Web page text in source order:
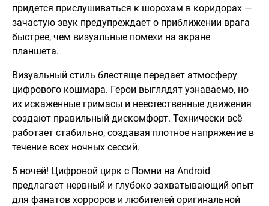
придется прислушиваться к шорохам в коридорах —
зачастую звук предупреждает о приближении врага
быстрее, чем визуальные помехи на экране
планшета.
Визуальный стиль блестяще передает атмосферу
цифрового кошмара. Герои выглядят узнаваемо, но
их искаженные гримасы и неестественные движения
создают правильный дискомфорт. Технически всё
работает стабильно, создавая плотное напряжение в
течение всех ночных сессий.
5 ночей! Цифровой цирк с Помни на Android
предлагает нервный и глубоко захватывающий опыт
для фанатов хорроров и любителей оригинальной